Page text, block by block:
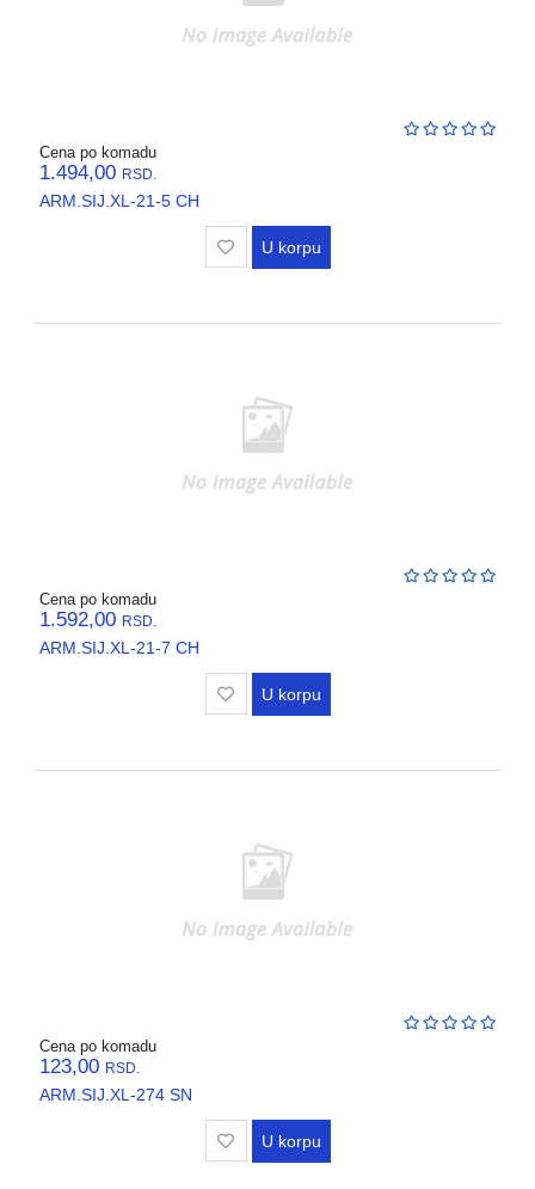
Cena po komadu
1.494,00 RSD.
ARM.SIJ.XL-21-5 CH
U korpu
Cena po komadu
1.592,00 RSD.
ARM.SIJ.XL-21-7 CH
U korpu
Cena po komadu
123,00 RSD.
ARM.SIJ.XL-274 SN
U korpu